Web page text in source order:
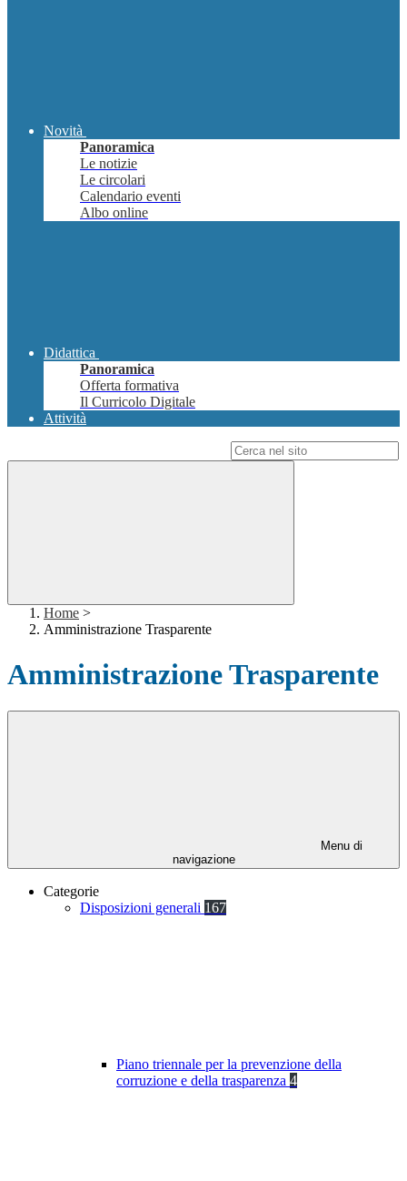
Novità
Panoramica
Le notizie
Le circolari
Calendario eventi
Albo online
Didattica
Panoramica
Offerta formativa
Il Curricolo Digitale
Attività
Home >
Amministrazione Trasparente
Amministrazione Trasparente
Menu di
navigazione
Categorie
Disposizioni generali 167
Piano triennale per la prevenzione della
corruzione e della trasparenza 4